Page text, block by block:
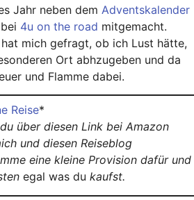
Jahr neben dem Adventskalender
4u on the road mitgemacht.
mich gefragt, ob ich Lust hätte,
Ort abhzugeben und da
und Flamme dabei.
Reise*
über diesen Link bei Amazon
und diesen Reiseblog
eine kleine Provision dafür und
egal was du kaufst.